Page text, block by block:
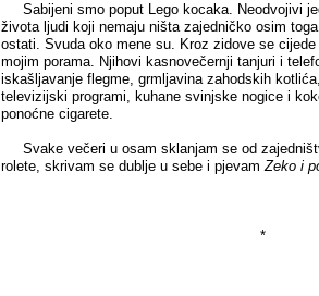
Sabijeni smo poput Lego kocaka. Neodvojivi
života ljudi koji nemaju ništa zajedničko osim
ostati. Svuda oko mene su. Kroz zidove se
mojim porama. Njihovi kasnovečernji tanjuri i
iskašljavanje flegme, grmljavina zahodskih
televizijski programi, kuhane svinjske nogice i
ponoćne cigarete.
Svake večeri u osam sklanjam se od
rolete, skrivam se dublje u sebe i pjevamZeko i
*